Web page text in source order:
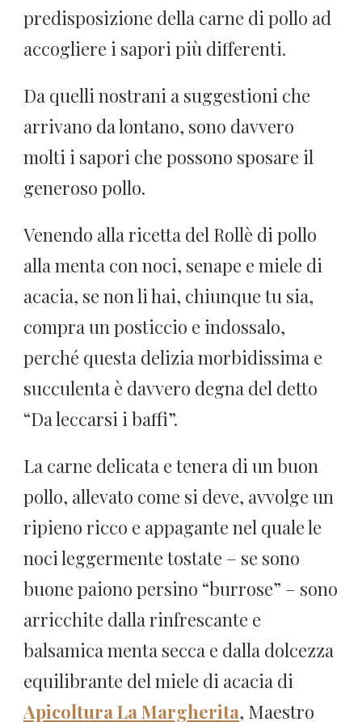
predisposizione della carne di pollo ad
accogliere i sapori più differenti.
Da quelli nostrani a suggestioni che
arrivano da lontano, sono davvero
molti i sapori che possono sposare il
generoso pollo.
Venendo alla ricetta del Rollè di pollo
alla menta con noci, senape e miele di
acacia, se non li hai, chiunque tu sia,
compra un posticcio e indossalo,
perché questa delizia morbidissima e
succulenta è davvero degna del detto
“Da leccarsi i baffi”.
La carne delicata e tenera di un buon
pollo, allevato come si deve, avvolge un
ripieno ricco e appagante nel quale le
noci leggermente tostate – se sono
buone paiono persino “burrose” – sono
arricchite dalla rinfrescante e
balsamica menta secca e dalla dolcezza
equilibrante del miele di acacia di
Apicoltura La Margherita, Maestro